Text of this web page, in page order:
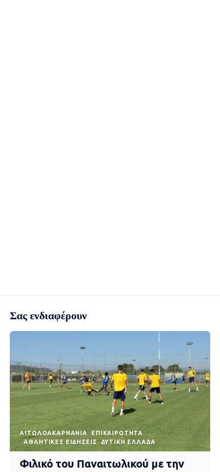
Σας ενδιαφέρουν
AΙΤΩΛΟΑΚΑΡΝΑΝΊΑ
EΠΙΚΑΙΡΌΤΗΤΑ
ΑΘΛΗΤΙΚΈΣ ΕΙΔΉΣΕΙΣ
ΔΥΤΙΚΉ ΕΛΛΆΔΑ
Φιλικό του Παναιτωλικού με την